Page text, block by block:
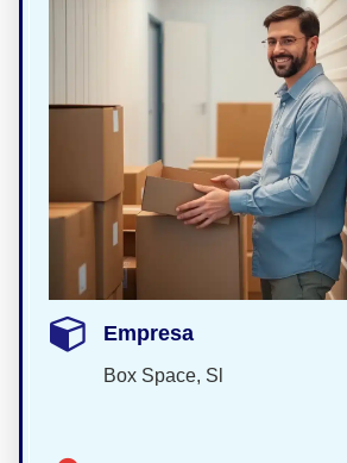
Empresa
Box Space, Sl